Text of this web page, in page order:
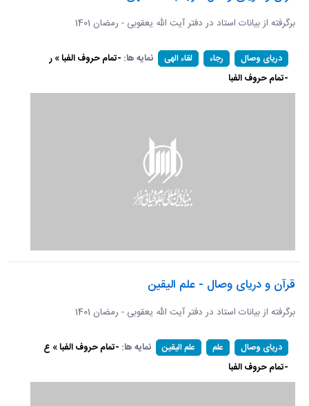
برگرفته از بیانات استاد در دفتر آیت الله یعقوبی - رمضان 1401
دریای وصال رجاء لقاء الهی نمایه ها: -تمام حروف الفبا » ر
-تمام حروف الفبا
قرآن و دریای وصال - علم الیقین
برگرفته از بیانات استاد در دفتر آیت الله یعقوبی - رمضان 1401
دریای وصال علم علم الیقین نمایه ها: -تمام حروف الفبا » ع
-تمام حروف الفبا